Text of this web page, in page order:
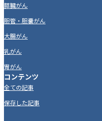
膵臓がん
胆管・胆嚢がん
大腸がん
乳がん
胃がん
コンテンツ
全ての記事
保存した記事